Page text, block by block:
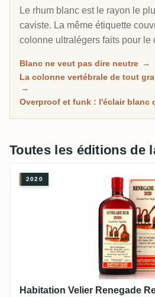
Le rhum blanc est le rayon le
caviste. La même étiquette
colonne ultralégers faits pour le
sentent le marché aux fruits en
rassemble tous les rhums non
chevaux de trait à cocktail aux
Blanc ne veut pas dire neutre →
La colonne vertébrale de tout
→
Overproof et funk : l'éclair blanc
Toutes les éditions de
Habitation Velier
2020
Habitation Velier Renegade